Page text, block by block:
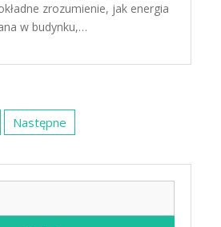
zrozumienie, jak energia
w budynku,…
Następne